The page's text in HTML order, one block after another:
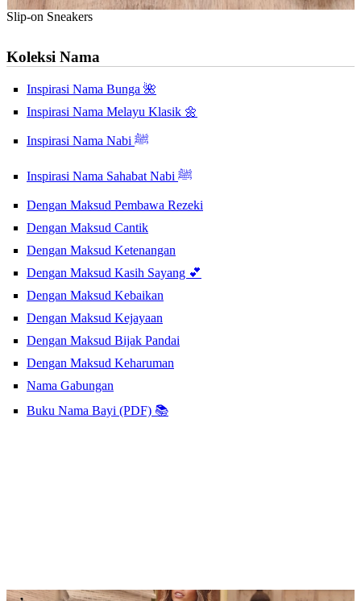
Slip-on Sneakers
Koleksi Nama
Inspirasi Nama Bunga 🌺
Inspirasi Nama Melayu Klasik 🌼
Inspirasi Nama Nabi ﷺ
Inspirasi Nama Sahabat Nabi ﷺ
Dengan Maksud Pembawa Rezeki
Dengan Maksud Cantik
Dengan Maksud Ketenangan
Dengan Maksud Kasih Sayang 💕
Dengan Maksud Kebaikan
Dengan Maksud Kejayaan
Dengan Maksud Bijak Pandai
Dengan Maksud Keharuman
Nama Gabungan
Buku Nama Bayi (PDF) 📚